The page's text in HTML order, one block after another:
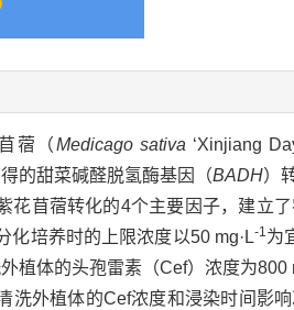
蓿（Medicago sativa ‘Xinjiang
的甜菜碱醛脱氢酶基因（BADH）
花苜蓿转化的4个主要因子，建立
化培养时的上限浓度以50 mg·L-1 为
植体的头孢雷素（Cef）浓度为800
洗外植体的Cef浓度和浸染时间影